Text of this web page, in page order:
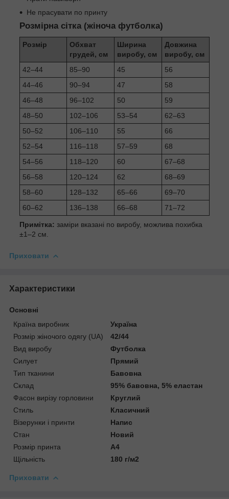
Не прасувати по принту
Розмірна сітка (жіноча футболка)
Розмір
Обхват
грудей, см
Ширина
виробу, см
Довжина
виробу, см
42–44
85–90 45
56
44–46
90–94 47
58
46–48
96–102 50
59
48–50
102–106 53–54
62–63
50–52
106–110 55
66
52–54
116–118 57–59
68
54–56
118–120 60
67–68
56–58
120–124 62
68–69
58–60
128–132 65–66
69–70
60–62
136–138 66–68 71–72
Примітка: заміри вказані по виробу, можлива похибка
±1–2 см.
Приховати
Характеристики
Основні
Країна виробник
Україна
Розмір жіночого одягу (UA)
42/44
Вид виробу
Футболка
Силует
Прямий
Тип тканини
Бавовна
Склад
95% бавовна, 5% еластан
Фасон вирізу горловини
Круглий
Стиль
Класичний
Візерунки і принти
Напис
Стан
Новий
Розмір принта
А4
Щільність
180 г/м2
Приховати